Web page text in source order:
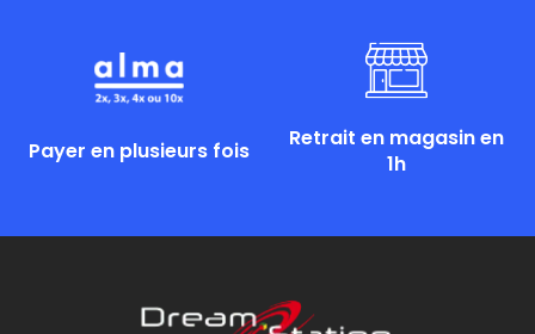
Payer en plusieurs fois
Retrait en magasin en
1h